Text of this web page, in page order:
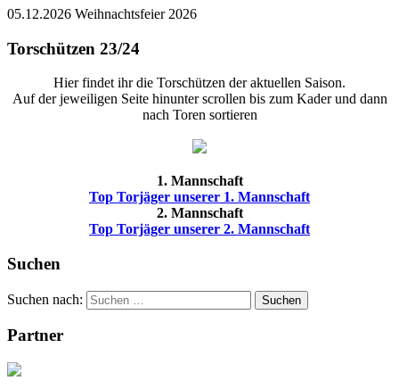
05.12.2026 Weihnachtsfeier 2026
Torschützen 23/24
Hier findet ihr die Torschützen der aktuellen Saison.
Auf der jeweiligen Seite hinunter scrollen bis zum Kader und dann
nach Toren sortieren
1. Mannschaft
Top Torjäger unserer 1. Mannschaft
2. Mannschaft
Top Torjäger unserer 2. Mannschaft
Suchen
Suchen nach: Suchen
Partner